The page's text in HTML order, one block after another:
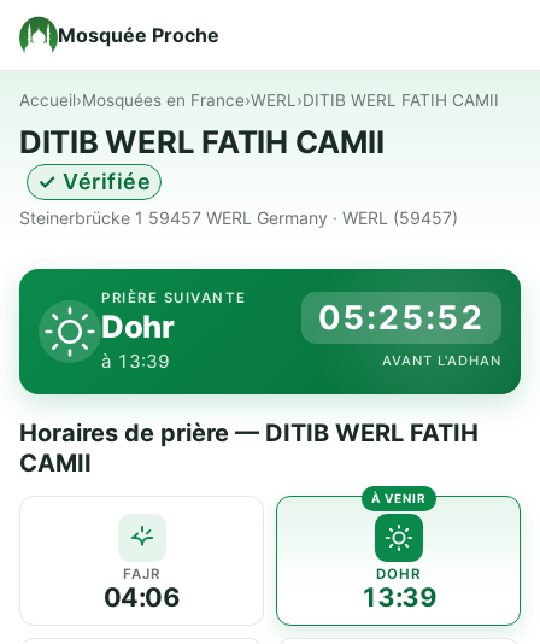
Mosquée Proche
Accueil›Mosquées en France›WERL ›DITIB WERL FATIH CAMII
DITIB WERL FATIH CAMII
✓ Vérifiée
Steinerbrücke 1 59457 WERL Germany · WERL (59457)
PRIÈRE SUIVANTE
Dohr
à 13:39
05:25:52
AVANT L'ADHAN
Horaires de prière — DITIB WERL FATIH
CAMII
FAJR
04:06
DOHR
13:39